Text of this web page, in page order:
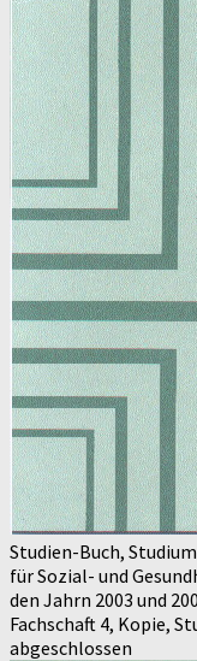
Studien-Buch,
für Sozial- und
den Jahrn 2003 und
Fachschaft 4, Kopie,
abgeschlossen